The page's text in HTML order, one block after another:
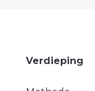
Verdieping